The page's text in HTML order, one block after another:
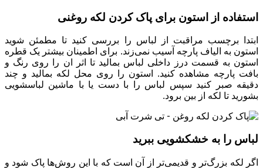
استفاده از استون برای پاک کردن لکه روغنی
ابتدا برچسب مراقبت از لباس را بررسی کنید تا مطمئن شوید
استون به الیاف پارچه آسیب نمی‌زند. برای اطمینان بیشتر یک قطره
استون به قسمت درز داخلی لباس بمالید تا اثر ان را روی رنگ و
بافت پارچه مشاهده کنید. استون را روی محل لکه بمالید و چند
دقیقه صبر کنید سپس لباس را با دست یا با ماشین لباسشویی
بشورید تا لکه از بین برود.
لباس را به خشکشویی ببرید
اگر لکه بزرگ‌تر و قدیمی‌تر از آن است که با این روش‌ها پاک شود و